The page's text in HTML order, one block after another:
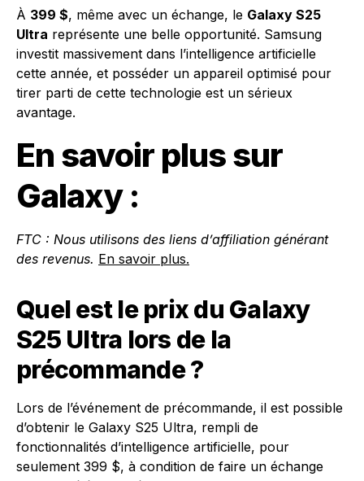
À 399 $, même avec un échange, le Galaxy S25
Ultra représente une belle opportunité. Samsung
investit massivement dans l’intelligence artificielle
cette année, et posséder un appareil optimisé pour
tirer parti de cette technologie est un sérieux
avantage.
En savoir plus sur
Galaxy :
FTC : Nous utilisons des liens d’affiliation générant
des revenus. En savoir plus.
Quel est le prix du Galaxy
S25 Ultra lors de la
précommande ?
Lors de l’événement de précommande, il est possible
d’obtenir le Galaxy S25 Ultra, rempli de
fonctionnalités d’intelligence artificielle, pour
seulement 399 $, à condition de faire un échange